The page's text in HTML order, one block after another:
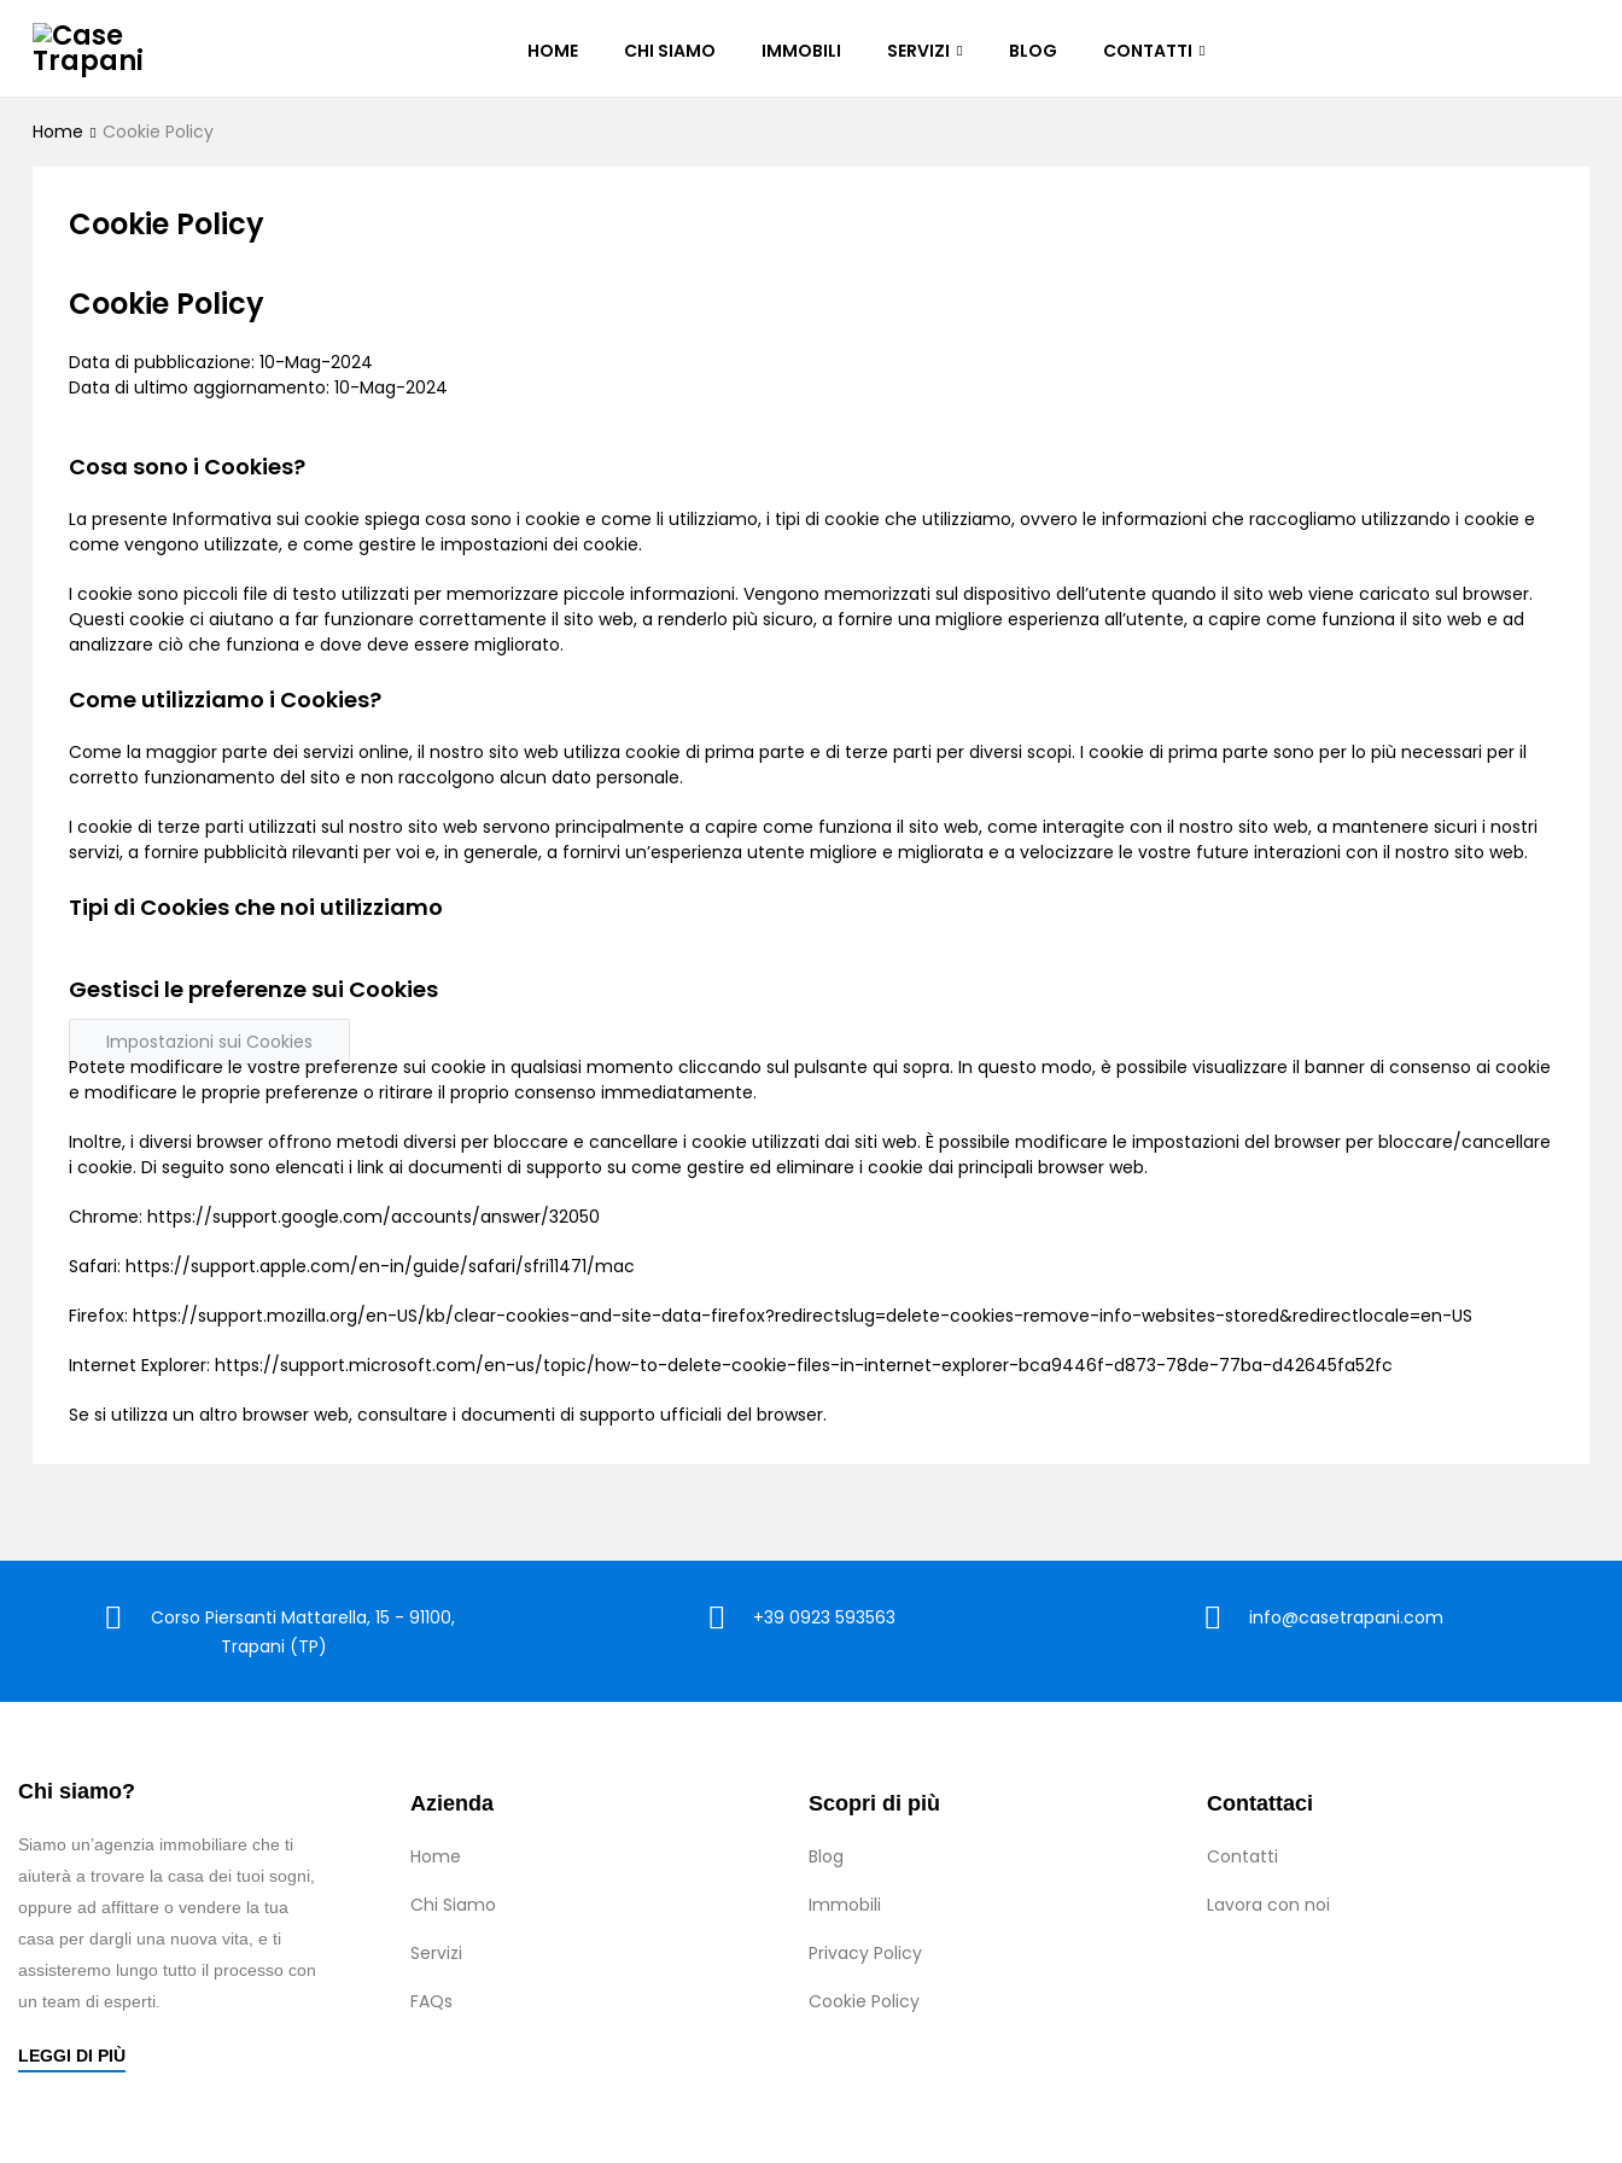
HOME CHI SIAMO IMMOBILI SERVIZI BLOG CONTATTI
Home Cookie Policy
Cookie Policy
Cookie Policy
Data di pubblicazione: 10-Mag-2024
Data di ultimo aggiornamento: 10-Mag-2024
Cosa sono i Cookies?
La presente Informativa sui cookie spiega cosa sono i cookie e come li utilizziamo, i tipi di cookie che utilizziamo, ovvero le informazioni che raccogliamo utilizzando i cookie e
come vengono utilizzate, e come gestire le impostazioni dei cookie.
I cookie sono piccoli file di testo utilizzati per memorizzare piccole informazioni. Vengono memorizzati sul dispositivo dell’utente quando il sito web viene caricato sul browser.
Questi cookie ci aiutano a far funzionare correttamente il sito web, a renderlo più sicuro, a fornire una migliore esperienza all’utente, a capire come funziona il sito web e ad
analizzare ciò che funziona e dove deve essere migliorato.
Come utilizziamo i Cookies?
Come la maggior parte dei servizi online, il nostro sito web utilizza cookie di prima parte e di terze parti per diversi scopi. I cookie di prima parte sono per lo più necessari per il
corretto funzionamento del sito e non raccolgono alcun dato personale.
I cookie di terze parti utilizzati sul nostro sito web servono principalmente a capire come funziona il sito web, come interagite con il nostro sito web, a mantenere sicuri i nostri
servizi, a fornire pubblicità rilevanti per voi e, in generale, a fornirvi un’esperienza utente migliore e migliorata e a velocizzare le vostre future interazioni con il nostro sito web.
Tipi di Cookies che noi utilizziamo
Gestisci le preferenze sui Cookies
Impostazioni sui Cookies
Potete modificare le vostre preferenze sui cookie in qualsiasi momento cliccando sul pulsante qui sopra. In questo modo, è possibile visualizzare il banner di consenso ai cookie
e modificare le proprie preferenze o ritirare il proprio consenso immediatamente.
Inoltre, i diversi browser offrono metodi diversi per bloccare e cancellare i cookie utilizzati dai siti web. È possibile modificare le impostazioni del browser per bloccare/cancellare
i cookie. Di seguito sono elencati i link ai documenti di supporto su come gestire ed eliminare i cookie dai principali browser web.
Chrome: https://support.google.com/accounts/answer/32050
Safari: https://support.apple.com/en-in/guide/safari/sfri11471/mac
Firefox: https://support.mozilla.org/en-US/kb/clear-cookies-and-site-data-firefox?redirectslug=delete-cookies-remove-info-websites-stored&redirectlocale=en-US
Internet Explorer: https://support.microsoft.com/en-us/topic/how-to-delete-cookie-files-in-internet-explorer-bca9446f-d873-78de-77ba-d42645fa52fc
Se si utilizza un altro browser web, consultare i documenti di supporto ufficiali del browser.
Corso Piersanti Mattarella, 15 - 91100,
Trapani (TP)
+39 0923 593563 info@casetrapani.com
Chi siamo?
Siamo un’agenzia immobiliare che ti
aiuterà a trovare la casa dei tuoi sogni,
oppure ad affittare o vendere la tua
casa per dargli una nuova vita, e ti
assisteremo lungo tutto il processo con
un team di esperti.
LEGGI DI PIÙ
Azienda
Home
Chi Siamo
Servizi
FAQs
Scopri di più
Blog
Immobili
Privacy Policy
Cookie Policy
Contattaci
Contatti
Lavora con noi